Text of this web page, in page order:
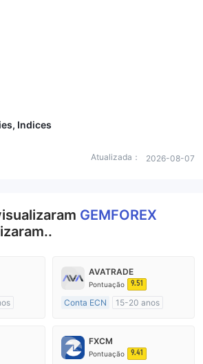
Indices
Atualizada： 2026-08-07
GEMFOREX
AVATRADE
Pontuação 9.51
Conta ECN
15-20 anos
Market Marketing (MM)
Etiqueta principal MT4
FXCM
Pontuação 9.41